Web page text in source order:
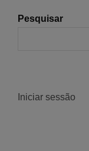
Pesquisar
Iniciar sessão